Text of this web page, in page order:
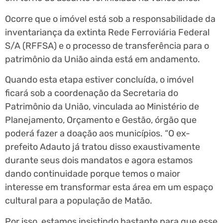
Ocorre que o imóvel está sob a responsabilidade da
inventariança da extinta Rede Ferroviária Federal
S/A (RFFSA) e o processo de transferência para o
patrimônio da União ainda está em andamento.
Quando esta etapa estiver concluída, o imóvel
ficará sob a coordenação da Secretaria do
Patrimônio da União, vinculada ao Ministério de
Planejamento, Orçamento e Gestão, órgão que
poderá fazer a doação aos municípios. “O ex-
prefeito Adauto já tratou disso exaustivamente
durante seus dois mandatos e agora estamos
dando continuidade porque temos o maior
interesse em transformar esta área em um espaço
cultural para a população de Matão.